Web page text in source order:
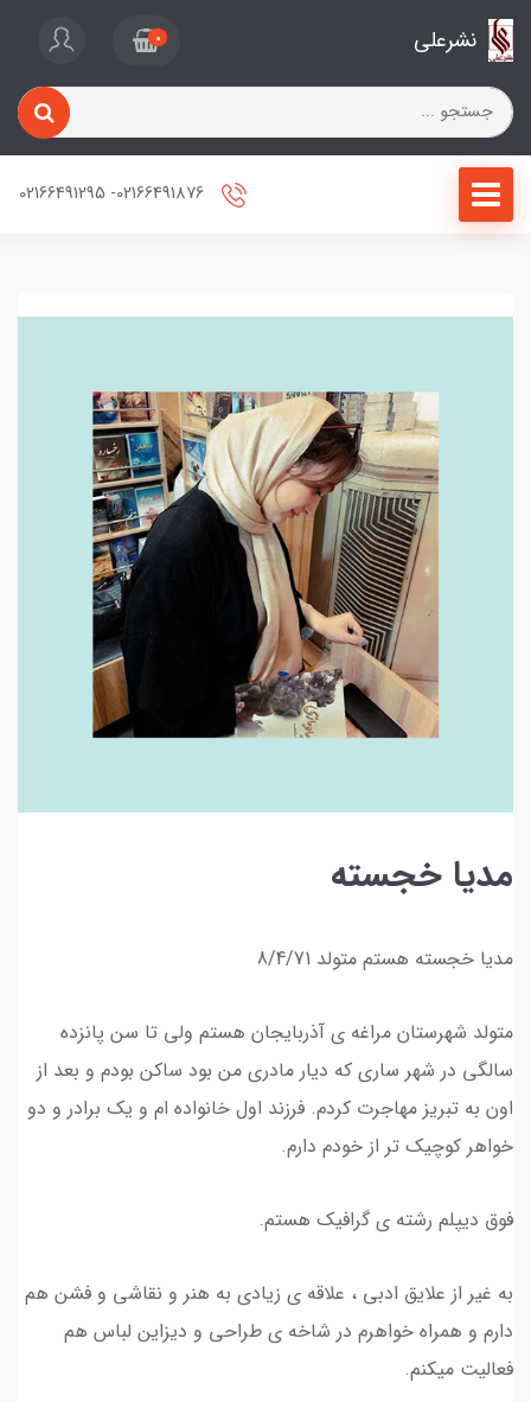
نشرعلی 0
مدیا خجسته
مدیا خجسته هستم متولد 8/4/71
متولد شهرستان مراغه ی آذربایجان هستم ولی تا سن پانزده
سالگی در شهر ساری که دیار مادری من بود ساکن بودم و بعد از
اون به تبریز مهاجرت کردم. فرزند اول خانواده ام و یک برادر و دو
خواهر کوچیک تر از خودم دارم.
فوق دیپلم رشته ی گرافیک هستم.
به غیر از علایق ادبی ، علاقه ی زیادی به هنر و نقاشی و فشن هم
دارم و همراه خواهرم در شاخه ی طراحی و دیزاین لباس هم
فعالیت میکنم.